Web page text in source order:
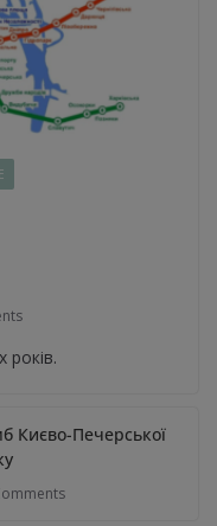
років.
Києво-Печерської